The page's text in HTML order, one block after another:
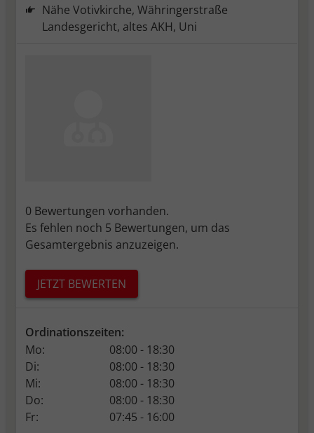
Nähe Votivkirche, Währingerstraße
Landesgericht, altes AKH, Uni
0 Bewertungen vorhanden.
Es fehlen noch 5 Bewertungen, um das
Gesamtergebnis anzuzeigen.
JETZT BEWERTEN
Ordinationszeiten:
Mo:
08:00 - 18:30
Di:
08:00 - 18:30
Mi:
08:00 - 18:30
Do:
08:00 - 18:30
Fr:
07:45 - 16:00
speichert nicht-personenbezogene
Informationen, wie z.B. die Anzahl der
personenbezogene Daten über den
Besuch vorübergehend gespeichert
werden